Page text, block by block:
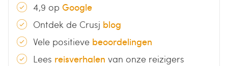
4,9 op Google
Ontdek de Crusj blog
Vele positieve beoordelingen
Lees reisverhalen van onze reizigers